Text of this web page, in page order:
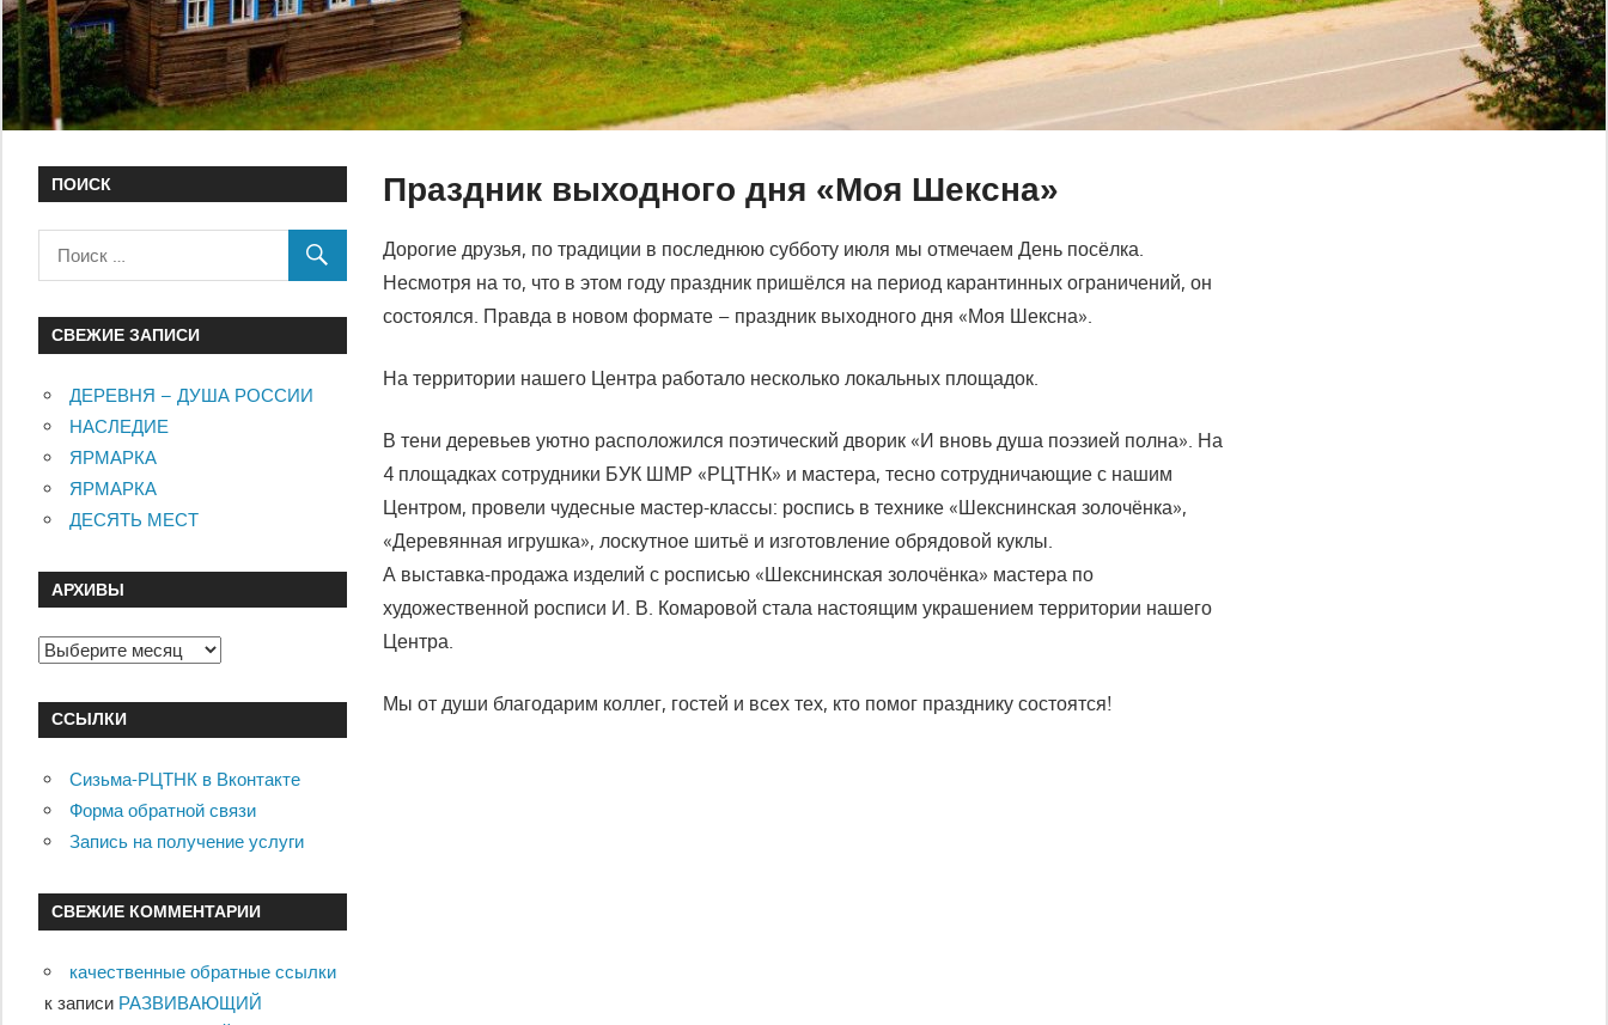
Праздник выходного дня «Моя Шексна»
Дорогие друзья, по традиции в последнюю субботу июля мы отмечаем День посёлка.
Несмотря на то, что в этом году праздник пришёлся на период карантинных ограничений, он
состоялся. Правда в новом формате – праздник выходного дня «Моя Шексна».
На территории нашего Центра работало несколько локальных площадок.
В тени деревьев уютно расположился поэтический дворик «И вновь душа поэзией полна». На
4 площадках сотрудники БУК ШМР «РЦТНК» и мастера, тесно сотрудничающие с нашим
Центром, провели чудесные мастер-классы: роспись в технике «Шекснинская золочёнка»,
«Деревянная игрушка», лоскутное шитьё и изготовление обрядовой куклы.
А выставка-продажа изделий с росписью «Шекснинская золочёнка» мастера по
художественной росписи И. В. Комаровой стала настоящим украшением территории нашего
Центра.
Мы от души благодарим коллег, гостей и всех тех, кто помог празднику состоятся!
ПОИСК
СВЕЖИЕ ЗАПИСИ
ДЕРЕВНЯ – ДУША РОССИИ
НАСЛЕДИЕ
ЯРМАРКА
ЯРМАРКА
ДЕСЯТЬ МЕСТ
АРХИВЫ
Архивы
ССЫЛКИ
Сизьма-РЦТНК в Вконтакте
Форма обратной связи
Запись на получение услуги
СВЕЖИЕ КОММЕНТАРИИ
качественные обратные ссылки
к записи РАЗВИВАЮЩИЙ